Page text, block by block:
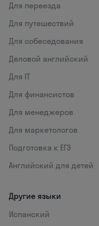
Для переезда
Для путешествий
Для собеседования
Деловой английский
Для IT
Для финансистов
Для менеджеров
Для маркетологов
Подготовка к ЕГЭ
Английский для детей
Другие языки
Испанский